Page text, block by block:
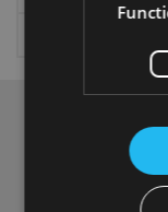
Op
autoliefhebber
van stadsauto